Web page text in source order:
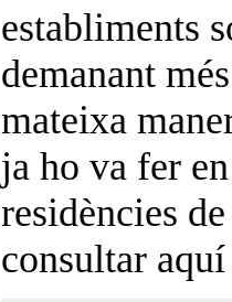
establiments
demanant
mateixa
ja ho va fer
residències
consultar